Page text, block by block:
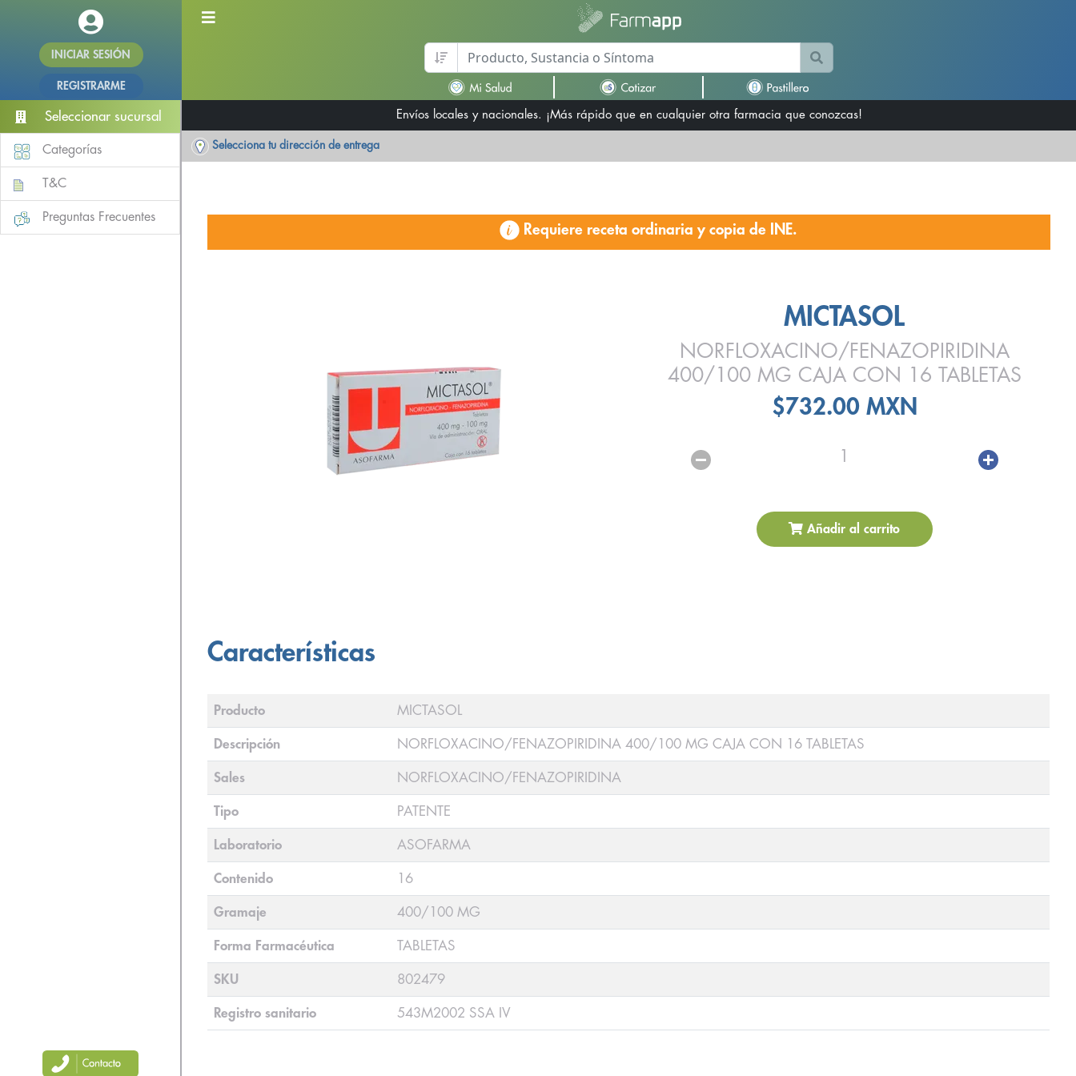
INICIAR SESIÓN
REGISTRARME
Seleccionar sucursal
Categorías
T&C
Preguntas Frecuentes
Envíos locales y nacionales. ¡Más rápido que en cualquier otra farmacia que conozcas!
Selecciona tu dirección de entrega
Requiere receta ordinaria y copia de INE.
MICTASOL
NORFLOXACINO/FENAZOPIRIDINA
400/100 MG CAJA CON 16 TABLETAS
$732.00 MXN
1
Añadir al carrito
Características
Producto MICTASOL
Descripción NORFLOXACINO/FENAZOPIRIDINA 400/100 MG CAJA CON 16 TABLETAS
Sales NORFLOXACINO/FENAZOPIRIDINA
Tipo PATENTE
Laboratorio ASOFARMA
Contenido 16
Gramaje 400/100 MG
Forma Farmacéutica TABLETAS
SKU 802479
Registro sanitario 543M2002 SSA IV